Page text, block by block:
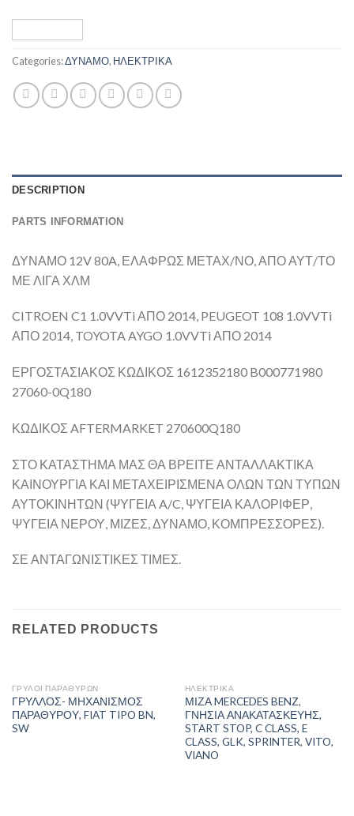
Categories:ΔΥΝΑΜΟ, ΗΛΕΚΤΡΙΚΑ
DESCRIPTION
PARTS INFORMATION
ΔΥΝΑΜΟ 12V 80A, ΕΛΑΦΡΩΣ ΜΕΤΑΧ/ΝΟ, ΑΠΟ ΑΥΤ/ΤΟ
ΜΕ ΛΙΓΑ ΧΛΜ
CITROEN C1 1.0VVTi ΑΠΟ 2014, PEUGEOT 108 1.0VVTi
ΑΠΟ 2014, TOYOTA AYGO 1.0VVTi ΑΠΟ 2014
ΕΡΓΟΣΤΑΣΙΑΚΟΣ ΚΩΔΙΚΟΣ 1612352180 B000771980
27060-0Q180
ΚΩΔΙΚΟΣ AFTERMARKET 270600Q180
ΣΤΟ ΚΑΤΑΣΤΗΜΑ ΜΑΣ ΘΑ ΒΡΕΙΤΕ ΑΝΤΑΛΛΑΚΤΙΚΑ
ΚΑΙΝΟΥΡΓΙΑ ΚΑΙ ΜΕΤΑΧΕΙΡΙΣΜΕΝΑ ΟΛΩΝ ΤΩΝ ΤΥΠΩΝ
ΑΥΤΟΚΙΝΗΤΩΝ (ΨΥΓΕΙΑ A/C, ΨΥΓΕΙΑ ΚΑΛΟΡΙΦΕΡ,
ΨΥΓΕΙΑ ΝΕΡΟΥ, ΜΙΖΕΣ, ΔΥΝΑΜΟ, ΚΟΜΠΡΕΣΣΟΡΕΣ).
ΣΕ ΑΝΤΑΓΩΝΙΣΤΙΚΕΣ ΤΙΜΕΣ.
RELATED PRODUCTS
ΓΡΥΛΟΙ ΠΑΡΑΘΥΡΩΝ
ΓΡΥΛΛΟΣ- ΜΗΧΑΝΙΣΜΟΣ
ΠΑΡΑΘΥΡΟΥ, FIAT TIPO BN,
SW
ΗΛΕΚΤΡΙΚΑ
ΜΙΖΑ MERCEDES BENZ,
ΓΝΗΣΙΑ ΑΝΑΚΑΤΑΣΚΕΥΗΣ,
START STOP, C CLASS, E
CLASS, GLK, SPRINTER, VITO,
VIANO